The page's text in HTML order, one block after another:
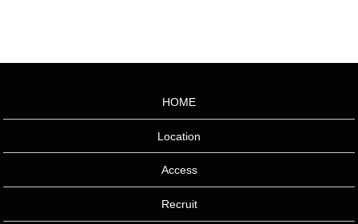
HOME
Location
Access
Recruit